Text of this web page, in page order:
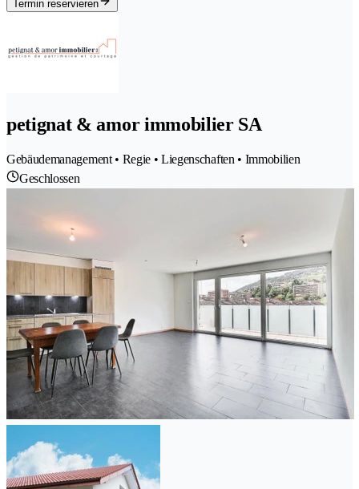
Termin reservieren
petignat & amor immobilier SA
Gebäudemanagement • Regie • Liegenschaften • Immobilien
Geschlossen